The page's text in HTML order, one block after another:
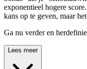
exponentieel hogere
kans op te geven, maar
Ga nu verder en
Lees meer